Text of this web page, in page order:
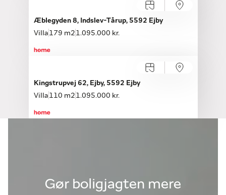
Æblegyden 8, Indslev-Tårup, 5592 Ejby
Villa 179 m2 1.095.000 kr.
Kingstrupvej 62, Ejby, 5592 Ejby
Villa 110 m2 1.095.000 kr.
Gør boligjagten mere